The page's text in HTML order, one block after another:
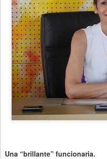
Una “brillante” funcionaria.